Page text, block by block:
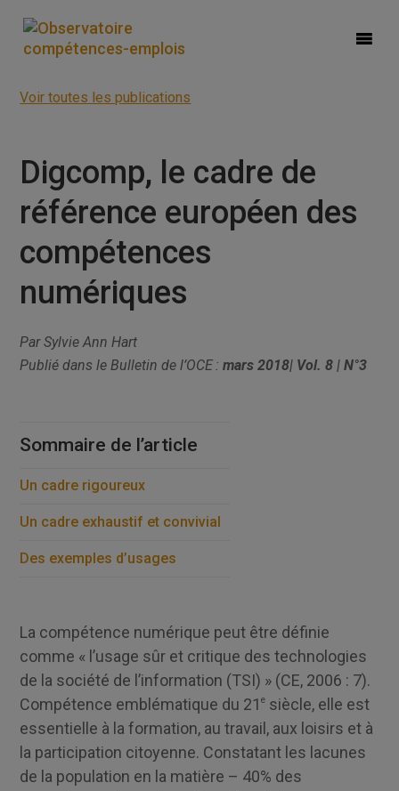
Voir toutes les publications
Digcomp, le cadre de
référence européen des
compétences
numériques
Par Sylvie Ann Hart
Publié dans le Bulletin de l’OCE :mars 2018| Vol. 8 | N°3
Sommaire de l’article
Un cadre rigoureux
Un cadre exhaustif et convivial
Des exemples d’usages
La compétence numérique peut être définie
comme « l’usage sûr et critique des technologies
de la société de l’information (TSI) » (CE, 2006 : 7).
Compétence emblématique du 21e siècle, elle est
essentielle à la formation, au travail, aux loisirs et à
la participation citoyenne. Constatant les lacunes
de la population en la matière – 40% des